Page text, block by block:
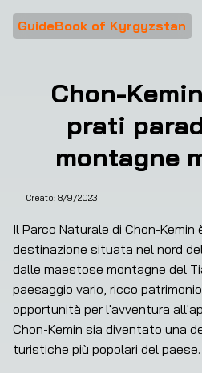
GuideBook of Kyrgyzstan
Chon-
prati
montagne
Creato: 8/9/2023
Il Parco Naturale di Chon-Kemin
destinazione situata nel nord
dalle maestose montagne del
paesaggio vario, ricco
opportunità per l'avventura
Chon-Kemin sia diventato una
turistiche più popolari del paese.